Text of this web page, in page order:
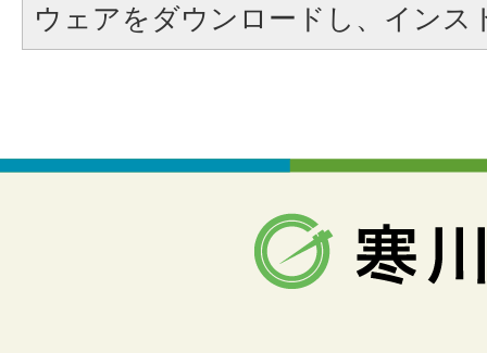
ウェアをダウンロードし、インス